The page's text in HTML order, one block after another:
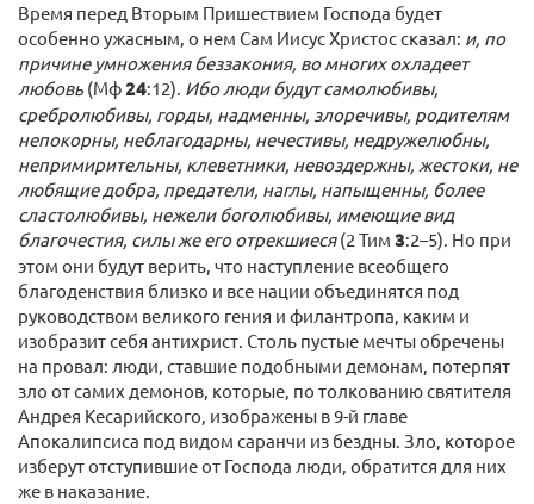
Время перед Вторым Пришествием Господа будет
особенно ужасным, о нем Сам Иисус Христос сказал: и, по
причине умножения беззакония, во многих охладеет
любовь (Мф24:12). Ибо люди будут самолюбивы,
сребролюбивы, горды, надменны, злоречивы, родителям
непокорны, неблагодарны, нечестивы, недружелюбны,
непримирительны, клеветники, невоздержны, жестоки, не
любящие добра, предатели, наглы, напыщенны, более
сластолюбивы, нежели боголюбивы, имеющие вид
благочестия, силы же его отрекшиеся(2 Тим 3:2–5). Но при
этом они будут верить, что наступление всеобщего
благоденствия близко и все нации объединятся под
руководством великого гения и филантропа, каким и
изобразит себя антихрист. Столь пустые мечты обречены
на провал: люди, ставшие подобными демонам, потерпят
зло от самих демонов, которые, по толкованию святителя
Андрея Кесарийского, изображены в 9-й главе
Апокалипсиса под видом саранчи из бездны. Зло, которое
изберут отступившие от Господа люди, обратится для них
же в наказание.